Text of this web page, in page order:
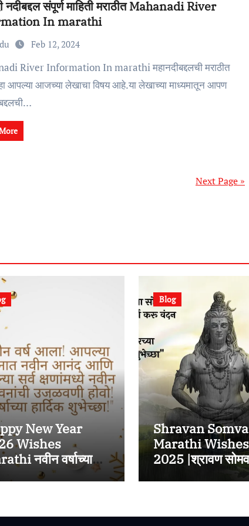
नदीबद्दल संपूर्ण माहिती मराठीत Mahanadi River
In marathi
Feb 12, 2024
हा आपल्या आजच्या लेखाचा विषय आहे.या लेखाच्या माध्यमातून आपण
Next Page »
New Year
Wishes
नवीन वर्षाच्या
शुभेच्छा २०२६
Blog
Shravan
Marathi Wishes
2025 |श्रावण
निमित्त प्रियजनांना
Facebook वर